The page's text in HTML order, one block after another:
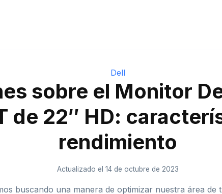
Dell
sobre el Monitor
de 22″ HD:
rendimiento
Actualizado el 14 de octubre de 2023
buscando una manera de optimizar nuestra área de